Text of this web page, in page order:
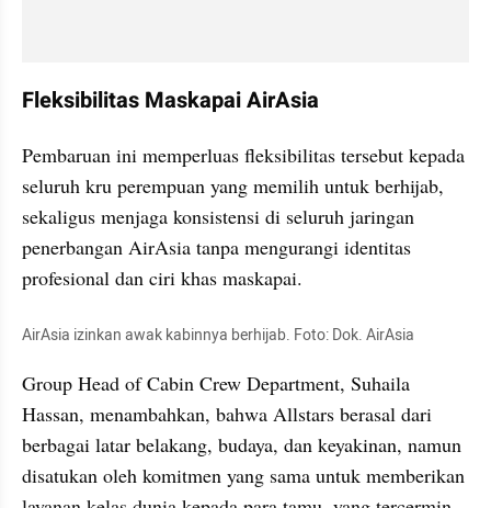
Fleksibilitas Maskapai AirAsia
Pembaruan ini memperluas fleksibilitas tersebut kepada
seluruh kru perempuan yang memilih untuk berhijab,
sekaligus menjaga konsistensi di seluruh jaringan
penerbangan AirAsia tanpa mengurangi identitas
profesional dan ciri khas maskapai.
AirAsia izinkan awak kabinnya berhijab. Foto: Dok. AirAsia
Group Head of Cabin Crew Department, Suhaila
Hassan, menambahkan, bahwa Allstars berasal dari
berbagai latar belakang, budaya, dan keyakinan, namun
disatukan oleh komitmen yang sama untuk memberikan